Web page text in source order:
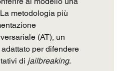
metodologia più
(AT), un
per difendere
di jailbreaking.